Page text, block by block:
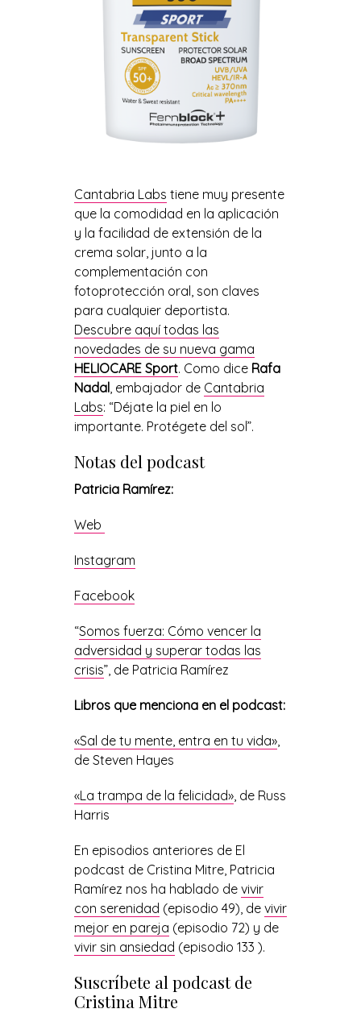
Cantabria Labs tiene muy presente
que la comodidad en la aplicación
y la facilidad de extensión de la
crema solar, junto a la
complementación con
fotoprotección oral, son claves
para cualquier deportista.
Descubre aquí todas las
novedades de su nueva gama
HELIOCARE Sport. Como dice Rafa
Nadal, embajador de Cantabria
Labs: “Déjate la piel en lo
importante. Protégete del sol”.
Notas del podcast
Patricia Ramírez:
Web
Instagram
Facebook
“Somos fuerza: Cómo vencer la
adversidad y superar todas las
crisis”, de Patricia Ramírez
Libros que menciona en el podcast:
«Sal de tu mente, entra en tu vida»,
de Steven Hayes
«La trampa de la felicidad», de Russ
Harris
En episodios anteriores de El
podcast de Cristina Mitre, Patricia
Ramírez nos ha hablado de vivir
con serenidad (episodio 49), de vivir
mejor en pareja (episodio 72) y de
vivir sin ansiedad (episodio 133 ).
Suscríbete al podcast de
Cristina Mitre